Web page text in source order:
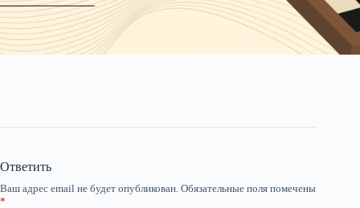
Ответить
Ваш адрес email не будет опубликован. Обязательные поля помечены
*